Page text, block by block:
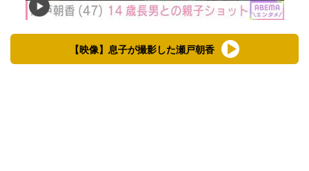
【映像】息子が撮影した瀬戸朝香